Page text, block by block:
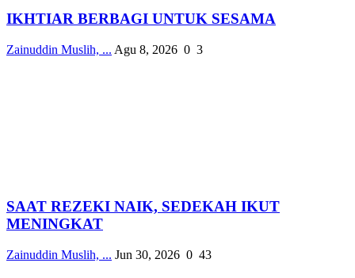
IKHTIAR BERBAGI UNTUK SESAMA
Zainuddin Muslih, ... Agu 8, 2026 0 3
SAAT REZEKI NAIK, SEDEKAH IKUT
MENINGKAT
Zainuddin Muslih, ... Jun 30, 2026 0 43